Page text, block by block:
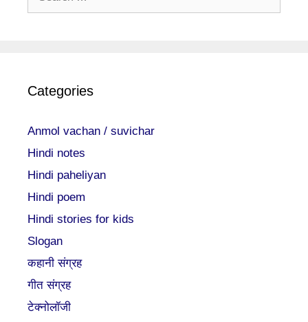
Categories
Anmol vachan / suvichar
Hindi notes
Hindi paheliyan
Hindi poem
Hindi stories for kids
Slogan
कहानी संग्रह
गीत संग्रह
टेक्नोलॉजी